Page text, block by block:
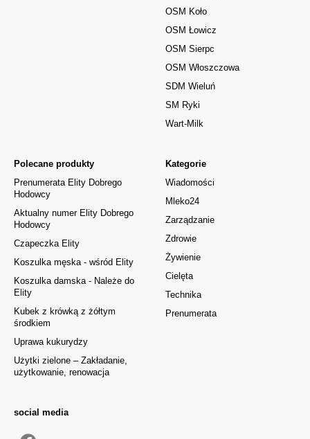
Kategorie
Wiadomości
Mleko24
Zarządzanie
Zdrowie
Żywienie
Cielęta
Technika
Prenumerata
Polecane produkty
Prenumerata Elity Dobrego
Hodowcy
Aktualny numer Elity Dobrego
Hodowcy
Czapeczka Elity
Koszulka męska - wśród Elity
Koszulka damska - Należe do
Elity
Kubek z krówką z żółtym
środkiem
Uprawa kukurydzy
Użytki zielone – Zakładanie,
użytkowanie, renowacja
OSM Koło
OSM Łowicz
OSM Sierpc
OSM Włoszczowa
SDM Wieluń
SM Ryki
Wart-Milk
social media